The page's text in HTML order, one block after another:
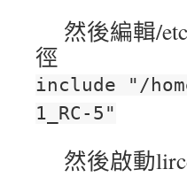
然後編輯/
徑
include "/
1_RC-5"
然後啟動